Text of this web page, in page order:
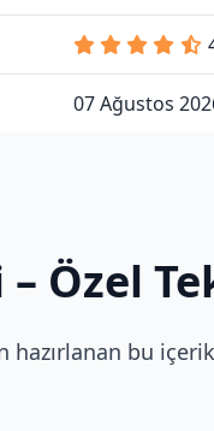
07 Ağustos
– Özel
hazırlanan bu